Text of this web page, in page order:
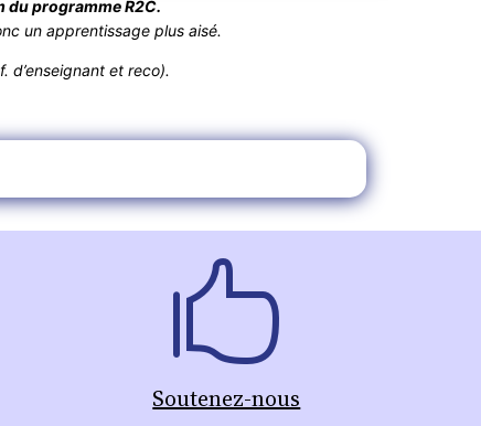
du programme R2C.
un apprentissage plus aisé.
d’enseignant et reco).
Soutenez-nous